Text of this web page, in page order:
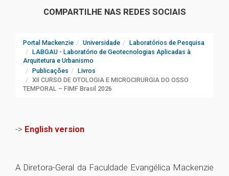
COMPARTILHE NAS REDES SOCIAIS
Portal Mackenzie Universidade
Laboratórios de Pesquisa
LABGAU - Laboratório de Geotecnologias Aplicadas à
Arquitetura e Urbanismo
Publicações
Livros
XII CURSO DE OTOLOGIA E MICROCIRURGIA DO OSSO
TEMPORAL – FIMF Brasil 2026
-> English version
A Diretora-Geral da Faculdade Evangélica Mackenzie